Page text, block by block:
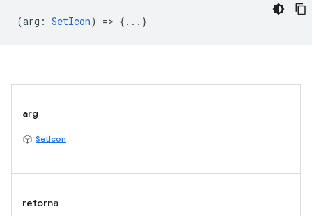
(arg : SetIcon) => {...}
arg
SetIcon
retorna